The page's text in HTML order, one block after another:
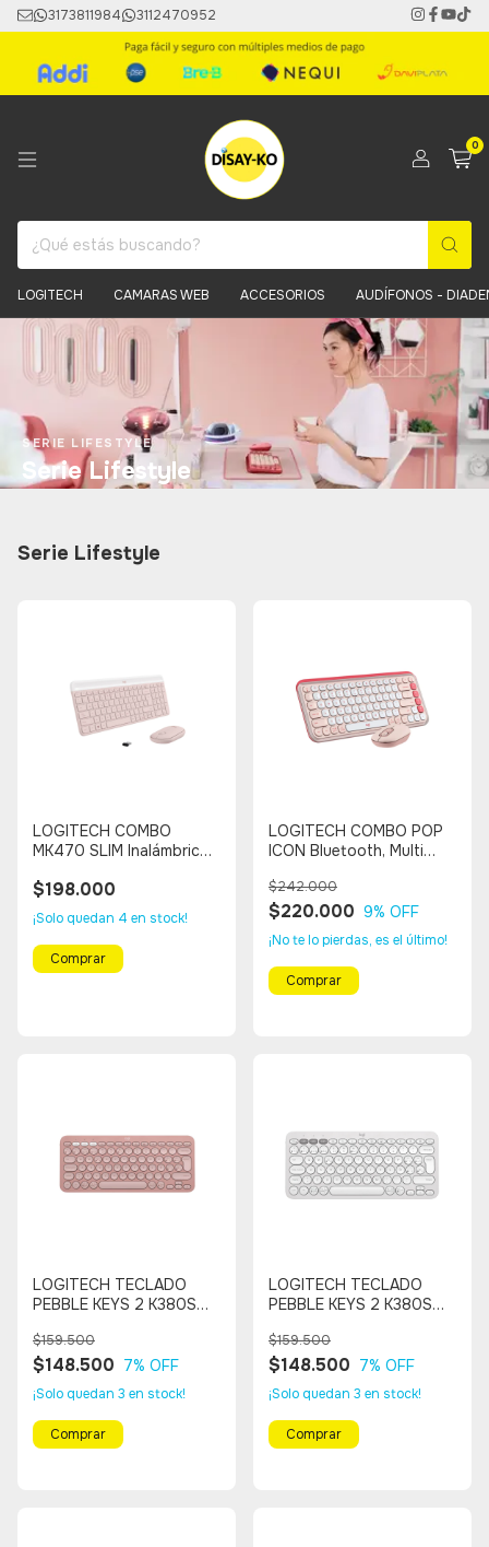
3173811984 3112470952
0
LOGITECH CAMARAS WEB ACCESORIOS AUDÍFONOS -
SERIE LIFESTYLE
Serie Lifestyle
Serie Lifestyle
LOGITECH COMBO
MK470 SLIM Inalámbrico
$198.000
¡Solo quedan 4 en stock!
LOGITECH COMBO POP
ICON Bluetooth, Multi
BLANCO)
$220.000
$242.000
9% OFF
¡No te lo pierdas, es el último!
LOGITECH TECLADO
PEBBLE KEYS 2 K380S
Dispositivo (ROSADO)
$148.500
$159.500
7% OFF
¡Solo quedan 3 en stock!
LOGITECH TECLADO
PEBBLE KEYS 2 K380S
Dispositivo (BLANCO)
$148.500
$159.500
7% OFF
¡Solo quedan 3 en stock!